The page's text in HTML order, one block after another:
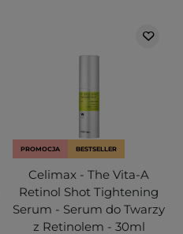
PROMOCJA BESTSELLER
Celimax - The Vita-A
Retinol Shot Tightening
Serum - Serum do Twarzy
z Retinolem - 30ml